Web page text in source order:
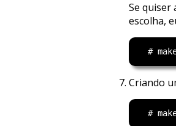
Se quiser
escolha,
Criando